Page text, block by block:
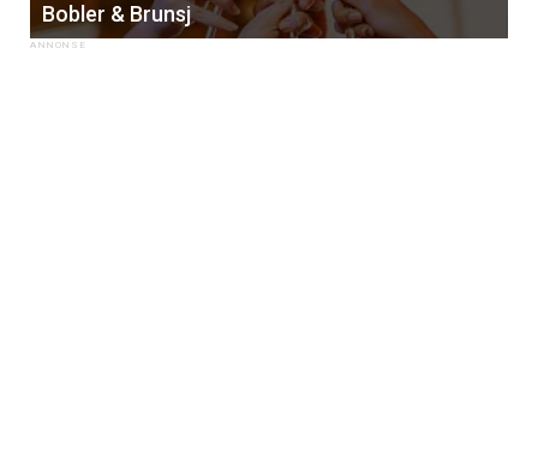
Bobler & Brunsj